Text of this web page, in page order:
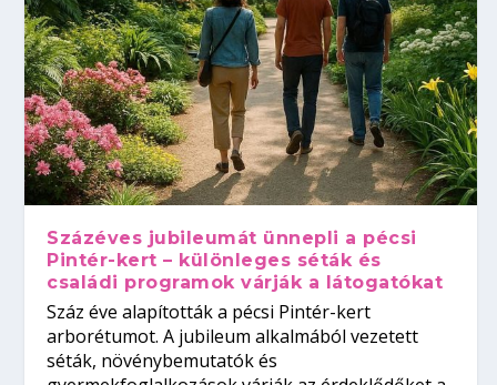
Százéves jubileumát ünnepli a pécsi
Pintér-kert – különleges séták és
családi programok várják a látogatókat
Száz éve alapították a pécsi Pintér-kert
arborétumot. A jubileum alkalmából vezetett
séták, növénybemutatók és